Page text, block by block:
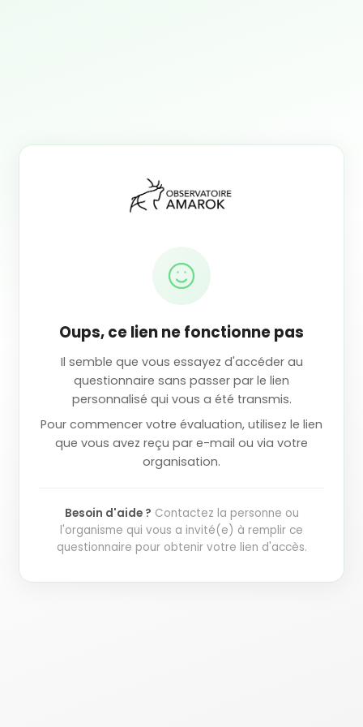
Oups, ce lien ne fonctionne pas
Il semble que vous essayez d'accéder au
questionnaire sans passer par le lien
personnalisé qui vous a été transmis.
Pour commencer votre évaluation, utilisez le lien
que vous avez reçu par e-mail ou via votre
organisation.
Besoin d'aide ? Contactez la personne ou
l'organisme qui vous a invité(e) à remplir ce
questionnaire pour obtenir votre lien d'accès.